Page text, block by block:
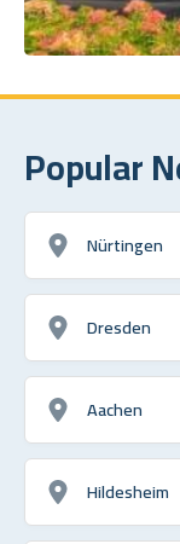
Popular
Nürtingen
Dresden
Aachen
Hildesheim